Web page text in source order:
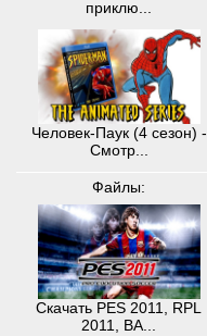
приклю...
Человек-Паук (4 сезон) -
Смотр...
Файлы:
Скачать PES 2011, RPL
2011, BA...